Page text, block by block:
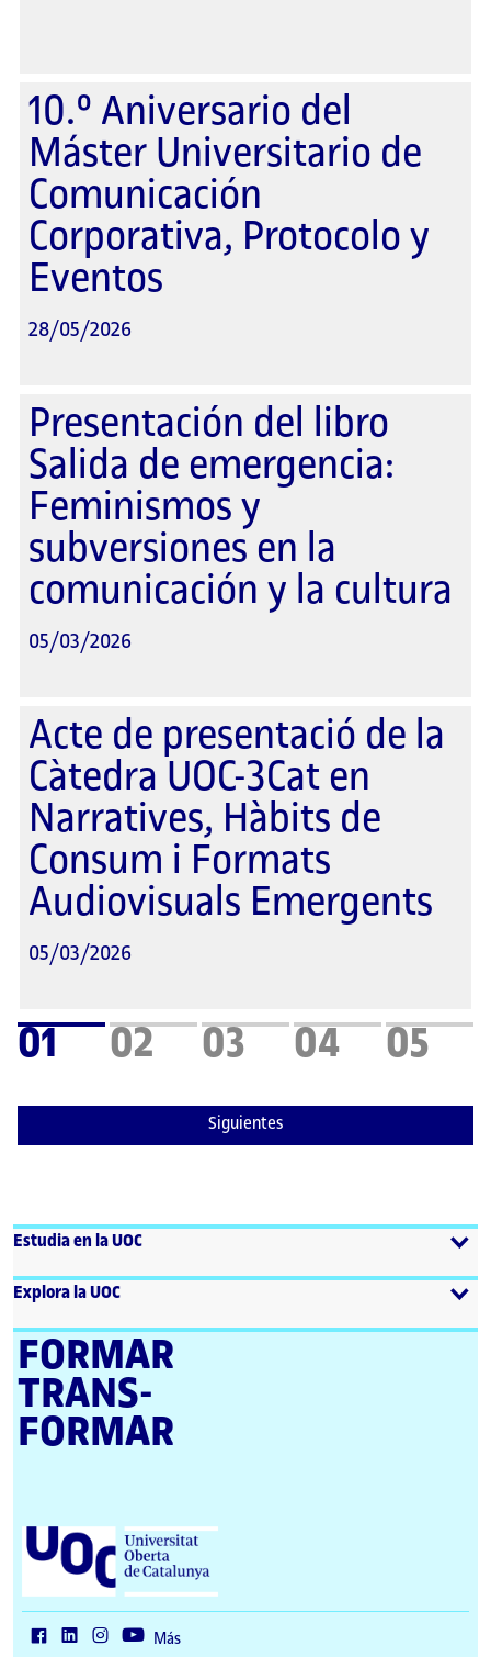
10.º Aniversario del
Máster Universitario de
Comunicación
Corporativa, Protocolo y
Eventos
28/05/2026
Presentación del libro
Salida de emergencia:
Feminismos y
subversiones en la
comunicación y la cultura
05/03/2026
Acte de presentació de la
Càtedra UOC-3Cat en
Narratives, Hàbits de
Consum i Formats
Audiovisuals Emergents
05/03/2026
01 02 03 04 05
Siguientes
Estudia en la UOC
Explora la UOC
FORMAR
TRANS­
FORMAR
U
e
Más